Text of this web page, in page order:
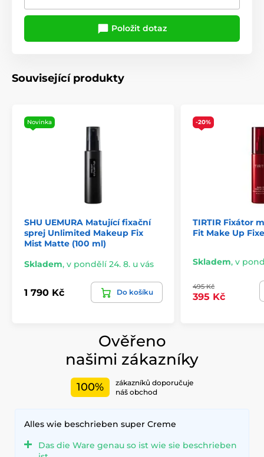
Položit dotaz
Související produkty
Novinka
SHU UEMURA Matující fixační
sprej Unlimited Makeup Fix
Mist Matte (100 ml)
Skladem, v pondělí 24. 8. u vás
1 790 Kč Do košíku
-20%
TIRTIR Fixátor
Fit Make Up
Skladem, v
495 Kč
395 Kč
Ověřeno
našimi zákazníky
100%
zákazníků doporučuje
náš obchod
Alles wie beschrieben super Creme
Das die Ware genau so ist wie sie beschrieben